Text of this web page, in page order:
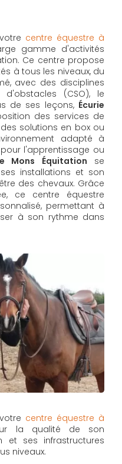
centre équestre à
gamme d'activités
Ce centre propose
à tous les niveaux, du
avec des disciplines
(CSO), le
de ses leçons, Écurie
des services de
solutions en box ou
adapté à
l'apprentissage ou
Mons Équitation se
installations et son
des chevaux. Grâce
ce centre équestre
permettant à
à son rythme dans
centre équestre à
la qualité de son
et ses infrastructures
niveaux.